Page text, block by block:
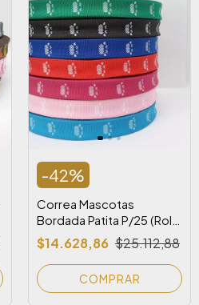
-42%
Correa Mascotas
Bordada Patita P/25 (Rollo
x 25 m)
$14.628,86 $25.112,88
COMPRAR